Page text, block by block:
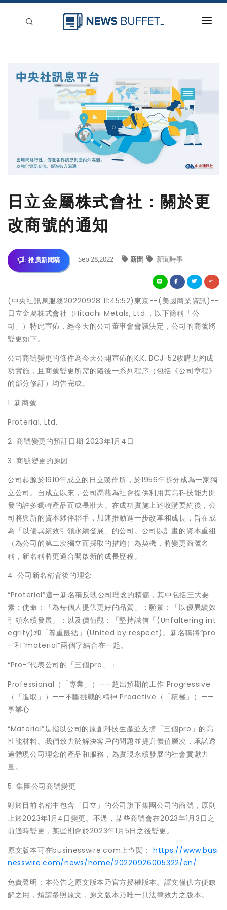
日立金屬株式會社：關於更
改商號的通知
推廣新聞稿 Sep 28,2022 新聞 新聞時事
(中央社訊息服務20220928 11:45:52)東京--(美國商業資訊)--
日立金屬株式會社（Hitachi Metals, Ltd.，以下簡稱「公
司」）特此宣佈，經今天的公司董事會會議決定，公司的商號將
變更如下。
公司商號變更的條件為今天公開宣佈的K.K. BCJ-52收購要約成
功實施，且商號變更所需的隨後一系列程序（包括《公司章程》
的部分修訂）均告完成。
1. 新商號
Proterial, Ltd.
2. 商號變更的預訂日期 2023年1月4日
3. 商號變更的原因
公司起源於1910年成立的日立製作所，於1956年拆分成為一家獨
立公司。自成立以來，公司憑藉為社會提供利用其高科技能力開
發的許多獨特產品而成長壯大。在成功實施上述收購要約後，公
司將與新的資本夥伴聯手，加速推動進一步改革和成長，旨在成
為「以優異績效引領永續發展」的公司。公司以計畫的資本重組
（為公司的第二次獨立而採取的措施）為契機，將變更商號名
稱，新名稱將更適合開啟新的成長歷程。
4. 公司新名稱背後的理念
“Proterial”這一新名稱反映公司理念的精髓，其中包括三大要
素：使命：「為每個人提供更好的品質」；願景：「以優異績效
引領永續發展」；以及價值觀：「堅持誠信「(Unfaltering int
egrity)和「尊重團結」(United by respect)。新名稱將“pro
-”和“material”兩個字結合在一起。
“Pro-”代表公司的「三個pro」：
Professional（「專業」）——超出預期的工作 Progressive
（「進取」）——不斷挑戰的精神 Proactive（「積極」）——
事業心
“Material”是指以公司的原創科技生產並支撐「三個pro」的高
性能材料。我們致力於解決客戶的問題並提升價值層次，承諾透
過體現公司理念的產品和服務，為實現永續發展的社會貢獻力
量。
5. 集團公司商號變更
對於目前名稱中包含「日立」的公司旗下集團公司的商號，原則
上於2023年1月4日變更。不過，某些商號會在2023年1月3日之
前適時變更，某些則會於2023年1月5日之後變更。
原文版本可在businesswire.com上查閱： https://www.busi
nesswire.com/news/home/20220926005322/en/
免責聲明：本公告之原文版本乃官方授權版本。譯文僅供方便瞭
解之用，煩請參照原文，原文版本乃唯一具法律效力之版本。